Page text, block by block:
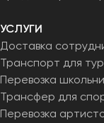
УСЛУГИ
Доставка
Транспорт для
Перевозка
Трансфер для
Перевозка